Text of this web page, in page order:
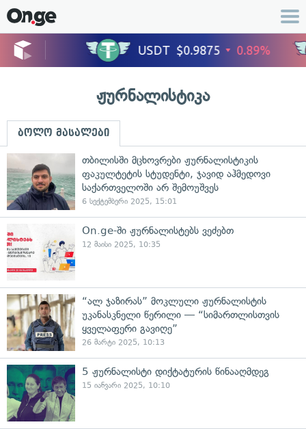
ჟურნალისტიკა
ბოლო მასალები
თბილისში მცხოვრები ჟურნალისტიკის
ფაკულტეტის სტუდენტი, ჯავიდ აჰმედოვი
საქართველოში არ შემოუშვეს
6 სექტემბერი 2025, 15:01
On.ge-ში ჟურნალისტებს ვეძებთ
12 მაისი 2025, 10:35
“ალ ჯაზირას” მოკლული ჟურნალისტის
უკანასკნელი წერილი — “სიმართლისთვის
ყველაფერი გავიღე”
26 მარტი 2025, 10:13
5 ჟურნალისტი დიქტატურის წინააღმდეგ
15 იანვარი 2025, 10:10